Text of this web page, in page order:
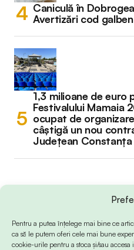
Pentru a putea înțelege mai bine ce
ca să le putem oferi cele mai bune
cookie-urile pentru a stoca și/sau
Caniculă în
Avertizări cod
1,3 milioane de euro
Festivalului Mamaia
ocupat de
câștigă un nou
Județean Constanța